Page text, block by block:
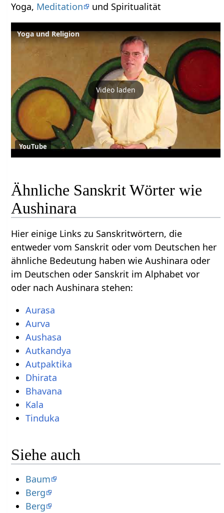
Yoga, Meditation und Spiritualität
Yoga und Religion
Video laden
YouTube
Ähnliche Sanskrit Wörter wie
Aushinara
Hier einige Links zu Sanskritwörtern, die
entweder vom Sanskrit oder vom Deutschen her
ähnliche Bedeutung haben wie Aushinara oder
im Deutschen oder Sanskrit im Alphabet vor
oder nach Aushinara stehen:
Aurasa
Aurva
Aushasa
Autkandya
Autpaktika
Dhirata
Bhavana
Kala
Tinduka
Siehe auch
Baum
Berg
Berg